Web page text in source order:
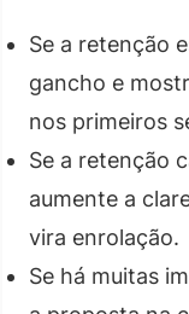
Se a retenção
gancho e
nos primeiros
Se a retenção
aumente a
vira enrolação.
Se há muitas